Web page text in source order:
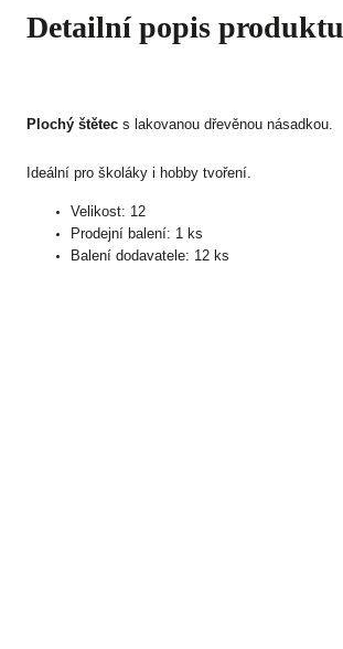
Detailní popis produktu
Plochý štětec s lakovanou dřevěnou násadkou.
Ideální pro školáky i hobby tvoření.
Velikost: 12
Prodejní balení: 1 ks
Balení dodavatele: 12 ks